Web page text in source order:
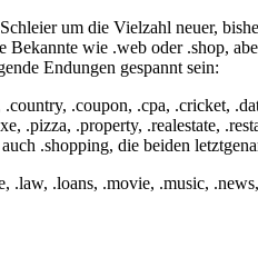
um die Vielzahl neuer,
wie .web oder .shop,
Endungen gespannt sein:
.coupon, .cpa, .cricket,
.property, .realestate,
.shopping, die beiden
.loans, .movie, .music,